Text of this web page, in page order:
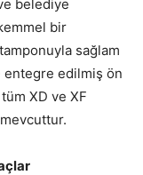
belediye
bir
sağlam
entegre edilmiş ön
XD ve XF